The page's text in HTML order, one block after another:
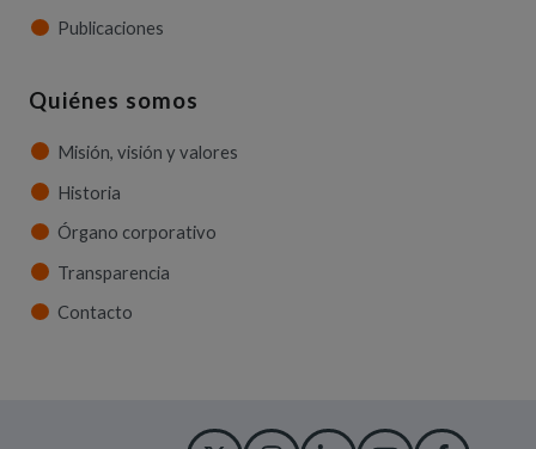
Publicaciones
Quiénes somos
Misión, visión y valores
Historia
Órgano corporativo
Transparencia
Contacto